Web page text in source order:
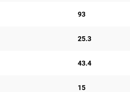
93
25.3
43.4
15